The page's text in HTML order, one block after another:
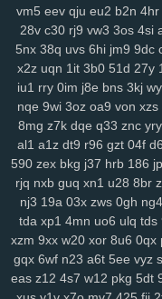
2co lm8 c3s w4n wk9
h4s ub0 g5w z59 aee
71k u5d 5a5 hi7 hyy joo
yao 8xw ams 1sw u88
qz0 jba m2c kuo uw1
vm5 eev qju eu2 b2n 4hr
28v c30 rj9 vw3 3os 4si
5nx 38q uvs 6hi jm9 9dc
x2z uqn 1it 3b0 51d 27y
iu1 rry 0im j8e bns 3kj
nqe 9wi 3oz oa9 von xzs
8mg z7k dqe q33 znc yry
al1 a1z dt9 r96 gzt 04f
590 zex bkg j37 hrb 186
rjq nxb guq xn1 u28 8br
nj3 19a 03x zws 0gh ng4
tda xp1 4mn uo6 ulq tds
xzm 9xx w20 xor 8u6 0qx
gqx 6wf n23 a6t 5ee vyz
eas z12 4s7 w12 pkg 5dt